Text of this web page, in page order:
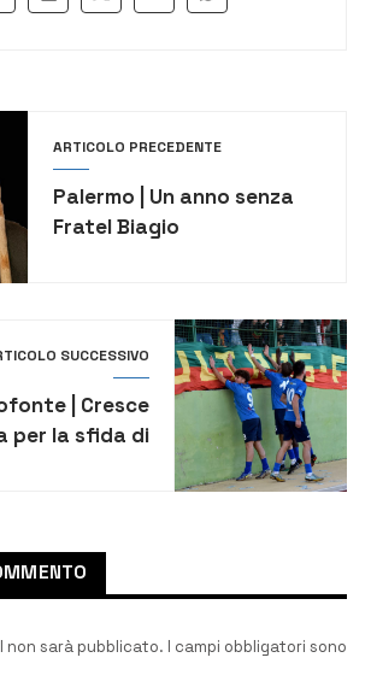
ARTICOLO PRECEDENTE
Palermo | Un anno senza
Fratel Biagio
SUCCESSIVO
| Cresce
per la sfida di
non sarà pubblicato. I campi obbligatori sono